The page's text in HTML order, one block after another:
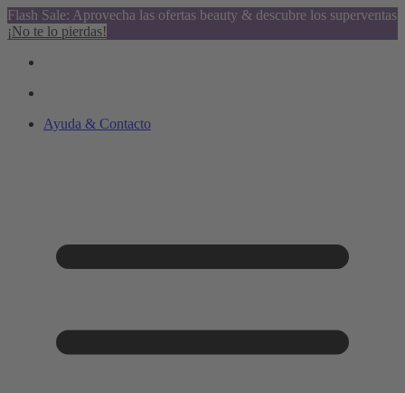
Flash Sale: Aprovecha las ofertas beauty & descubre los superventas
¡No te lo pierdas!
Ayuda & Contacto